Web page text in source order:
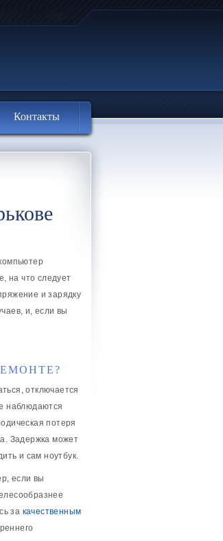
Контакты
на что следует
и зарядку
и, если вы
отключается
наблюдаются
потеря
Задержка может
и сам ноутбук.
если вы
за качественным